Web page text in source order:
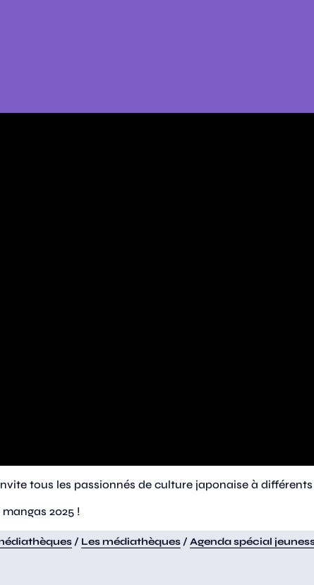
tous les passionnés de culture japonaise à
2025 !
/ Les médiathèques / Agenda spécial